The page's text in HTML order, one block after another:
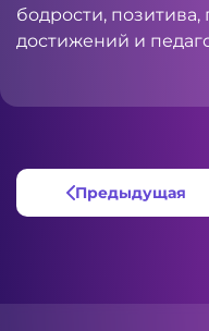
бодрости,
достижений и
Предыдущая